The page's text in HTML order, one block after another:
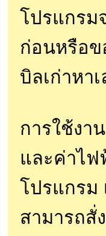
โปรแกรม
ก่อนหรือข
บิลเก่าหา
การใช้งา
และค่าไฟ
โปรแกรม
สามารถสั่